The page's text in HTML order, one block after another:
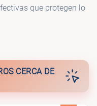
que protegen lo
CERCA DE